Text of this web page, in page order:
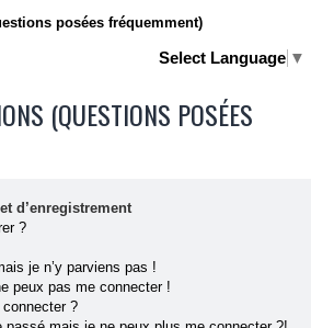
posées fréquemment)
Select Language ▼
(QUESTIONS POSÉES
d’enregistrement
?
je n’y parviens pas !
peux pas me connecter !
?